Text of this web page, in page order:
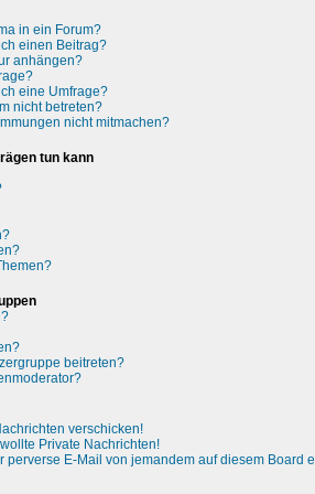
in ein Forum?
einen Beitrag?
anhängen?
eine Umfrage?
nicht betreten?
nicht mitmachen?
tun kann
beitreten?
verschicken!
Private Nachrichten!
perverse E-Mail von jemandem auf diesem Board